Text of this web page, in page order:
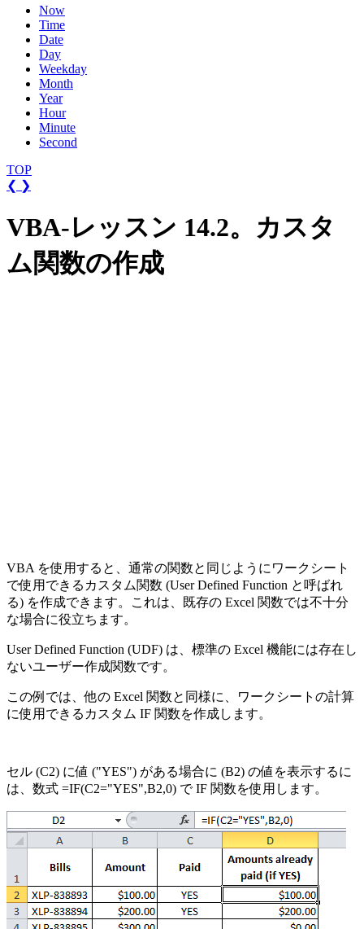
Now
Time
Date
Day
Weekday
Month
Year
Hour
Minute
Second
TOP
❮ ❯
VBA-レッスン 14.2。カスタ
ム関数の作成
VBA を使用すると、通常の関数と同じようにワークシート
で使用できるカスタム関数 (User Defined Function と呼ばれ
る) を作成できます。これは、既存の Excel 関数では不十分
な場合に役立ちます。
User Defined Function (UDF) は、標準の Excel 機能には存在し
ないユーザー作成関数です。
この例では、他の Excel 関数と同様に、ワークシートの計算
に使用できるカスタム IF 関数を作成します。
セル (C2) に値 ("YES") がある場合に (B2) の値を表示するに
は、数式 =IF(C2="YES",B2,0) で IF 関数を使用します。